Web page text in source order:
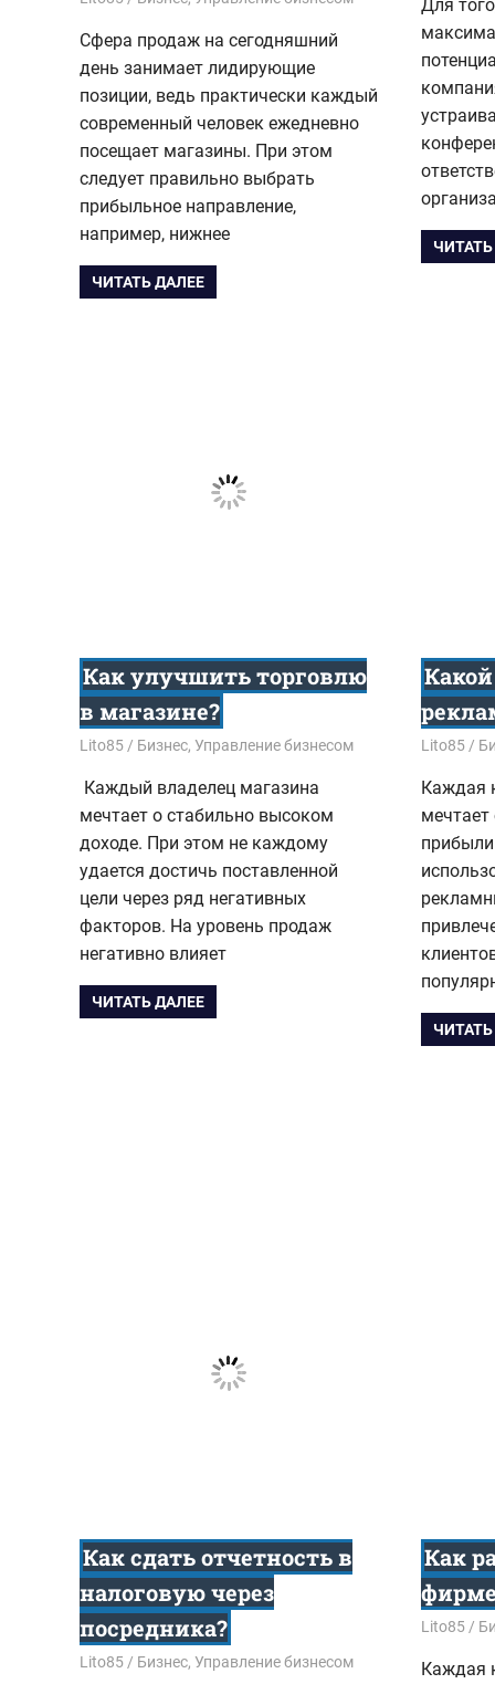
Сфера продаж на сегодняшний
день занимает лидирующие
позиции, ведь практически каждый
современный человек ежедневно
посещает магазины. При этом
следует правильно выбрать
прибыльное направление,
например, нижнее
ЧИТАТЬ ДАЛЕЕ
Для
Как улучшить торговлю
в магазине?
27.03.2018
Lito85 Бизнес, Управление бизнесом
Каждый владелец магазина
мечтает о стабильно высоком
доходе. При этом не каждому
удается достичь поставленной
цели через ряд негативных
факторов. На уровень продаж
негативно влияет
ЧИТАТЬ ДАЛЕЕ
Lito85
Каждая
Как сдать отчетность в
налоговую через
посредника?
20.12.2017
Lito85 Бизнес, Управление бизнесом
Как
Lito85
Каждая